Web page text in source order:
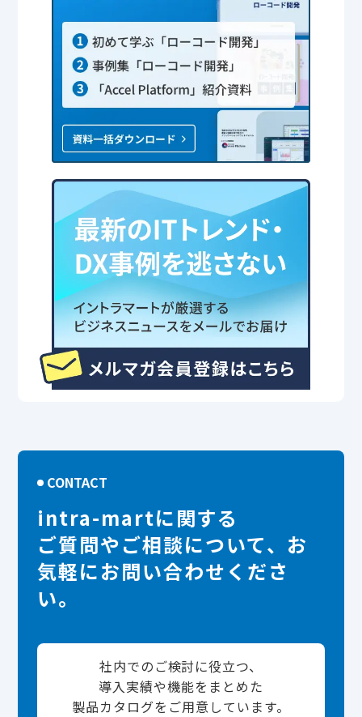
CONTACT
intra-martに関する
ご質問やご相談について、お
気軽にお問い合わせくださ
い。
社内でのご検討に役立つ、
導入実績や機能をまとめた
製品カタログをご用意しています。